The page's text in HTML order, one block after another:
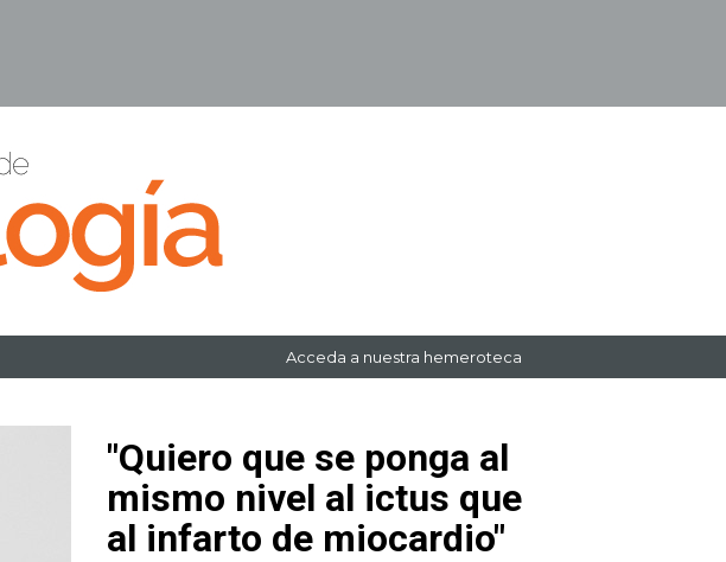
Acceda a nuestra hemeroteca
"Quiero que se ponga al
mismo nivel al ictus que
al infarto de miocardio"